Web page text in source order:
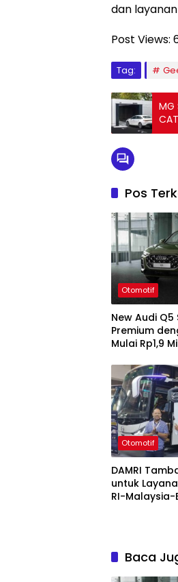
dan
Post Views:
Tag:
MG
Pos
Otomotif
New Audi
Premium
Mulai Rp1,9
Otomotif
DAMRI
untuk
RI-Malaysia-
Baca